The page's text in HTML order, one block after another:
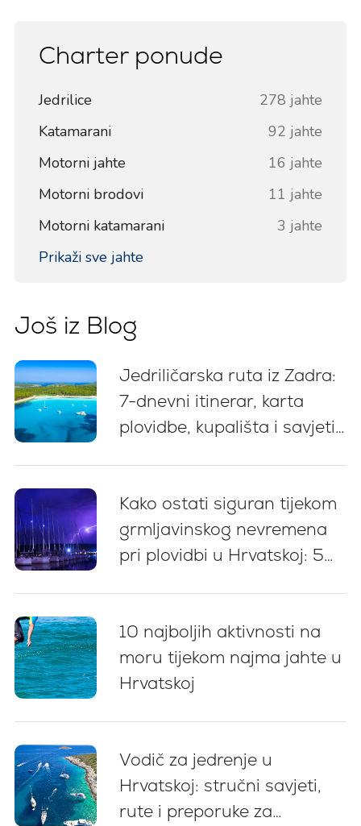
Charter ponude
Jedrilice
278 jahte
Katamarani
92 jahte
Motorni jahte
16 jahte
Motorni brodovi
11 jahte
Motorni katamarani
3 jahte
Prikaži sve jahte
Još iz Blog
Jedriličarska ruta iz Zadra:
7-dnevni itinerar, karta
plovidbe, kupališta i savjeti
Kako ostati siguran tijekom
grmljavinskog nevremena
pri plovidbi u Hrvatskoj: 5
10 najboljih aktivnosti na
moru tijekom najma jahte u
Hrvatskoj
Vodič za jedrenje u
Hrvatskoj: stručni savjeti,
rute i preporuke za